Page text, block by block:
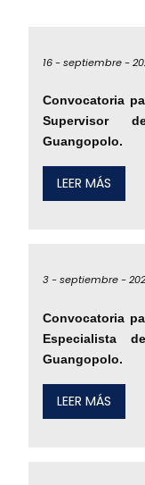
16 -septiembre -
Convocatoria
Supervisor
Guangopolo.
LEER MÁS
3 -septiembre -
Convocatoria
Especialista
Guangopolo.
LEER MÁS